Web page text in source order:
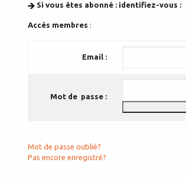
Si vous êtes abonné : identifiez-vous :
Accès membres :
Email :
Mot de passe :
Mot de passe oublié?
Pas encore enregistré?